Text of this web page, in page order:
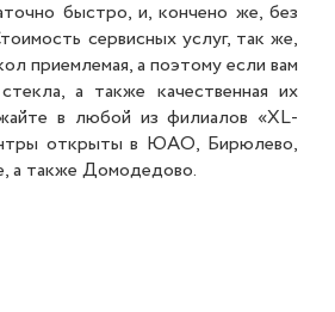
быстро, и, кончено же, без
сервисных услуг, так же,
приемлемая, а поэтому если вам
а также качественная их
в любой из филиалов «XL-
открыты в ЮАО, Бирюлево,
а также Домодедово.